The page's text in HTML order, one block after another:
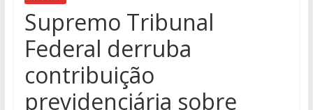
Supremo Tribunal
Federal derruba
contribuição
previdenciária sobre